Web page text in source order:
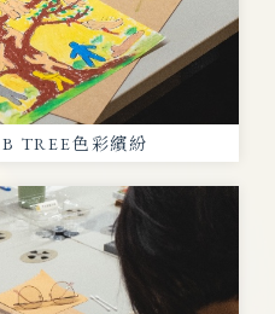
TREE色彩繽紛